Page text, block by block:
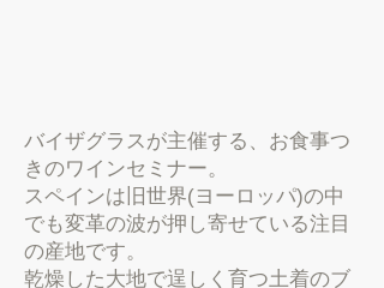
バイザグラスが主催する、お食事つ
きのワインセミナー。
スペインは旧世界(ヨーロッパ)の中
でも変革の波が押し寄せている注目
の産地です。
乾燥した大地で逞しく育つ土着のブ